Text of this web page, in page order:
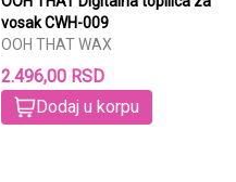
vosak CWH-009
OOH THAT WAX
2.496,00 RSD
Dodaj u korpu